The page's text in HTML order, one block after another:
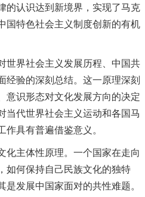
的认识达到新境界，实现了马克
国特色社会主义制度创新的有机
界社会主义发展历程、中国共
经验的深刻总结。这一原理深刻
意识形态对文化发展方向的决定
当代世界社会主义运动和各国马
作具有普遍借鉴意义。
主体性原理。一个国家在走向
如何保持自己民族文化的独特
发展中国家面对的共性难题。